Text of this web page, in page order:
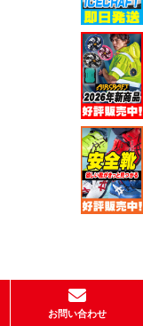
お問い合わせ